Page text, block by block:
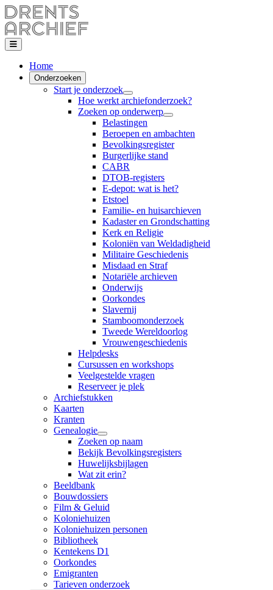
Home
Onderzoeken
Start je onderzoek
Hoe werkt archiefonderzoek?
Zoeken op onderwerp
Belastingen
Beroepen en ambachten
Bevolkingsregister
Burgerlijke stand
CABR
DTOB-registers
E-depot: wat is het?
Etstoel
Familie- en huisarchieven
Kadaster en Grondschatting
Kerk en Religie
Koloniën van Weldadigheid
Militaire Geschiedenis
Misdaad en Straf
Notariële archieven
Onderwijs
Oorkondes
Slavernij
Stamboomonderzoek
Tweede Wereldoorlog
Vrouwengeschiedenis
Helpdesks
Cursussen en workshops
Veelgestelde vragen
Reserveer je plek
Archiefstukken
Kaarten
Kranten
Genealogie
Zoeken op naam
Bekijk Bevolkingsregisters
Huwelijksbijlagen
Wat zit erin?
Beeldbank
Bouwdossiers
Film & Geluid
Koloniehuizen
Koloniehuizen personen
Bibliotheek
Kentekens D1
Oorkondes
Emigranten
Tarieven onderzoek